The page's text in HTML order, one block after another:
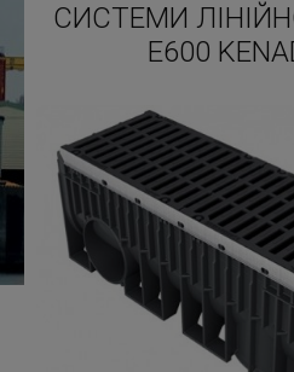
СИСТЕМИ
E600